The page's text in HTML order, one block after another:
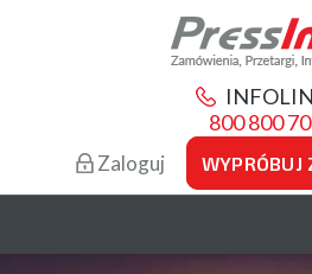
800 800
Zaloguj WYPRÓBUJ